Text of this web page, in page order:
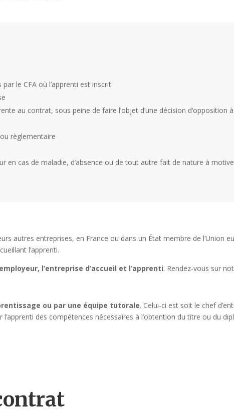
le CFA où l’apprenti est inscrit
au contrat, sous peine de faire l’objet d’une décision d’opposition à
règlementaire
en cas de maladie, d’absence ou de tout autre fait de nature à
autres entreprises, en France ou dans un État membre de l’Union
l’apprenti.
l’entreprise d’accueil et l’apprenti. Rendez-vous sur
ou par une équipe tutorale. Celui-ci est soit le chef
des compétences nécessaires à l’obtention du titre ou du